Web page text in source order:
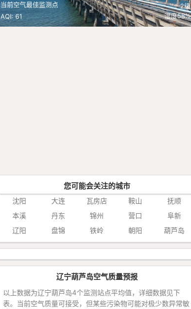
当前空气最佳监测点
AQI: 61
2级
湿度58%
您可能会关注的城市
沈阳 大连 瓦房店 鞍山
抚顺
本溪
丹东 锦州 营口
阜新
辽阳
盘锦 铁岭 朝阳 葫芦岛
辽宁葫芦岛空气质量预报
以上数据为辽宁葫芦岛4个监测站点平均值，详细数据见下
表。当前空气质量可接受，但某些污染物可能对极少数异常敏